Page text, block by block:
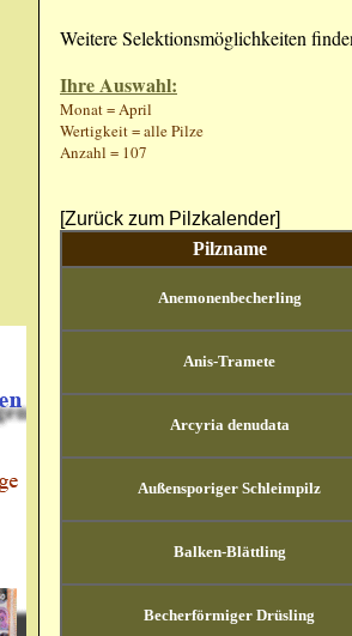
Weitere Selektionsmöglichkeiten
Ihre Auswahl:
Monat = April
Wertigkeit = alle Pilze
Anzahl = 107
[Zurück zum Pilzkalender]
Pilzname
Anemonenbecherling
Anis-Tramete
Arcyria denudata
Außensporiger Schleimpilz
Balken-Blättling
Becherförmiger Drüsling